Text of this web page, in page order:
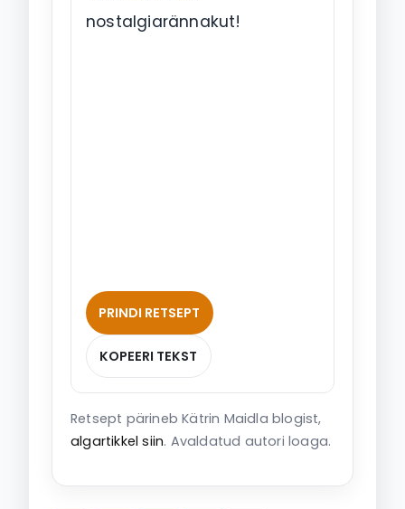
nostalgiarännakut!
PRINDI RETSEPT
KOPEERI TEKST
Retsept pärineb Kätrin Maidla blogist,
algartikkel siin. Avaldatud autori loaga.